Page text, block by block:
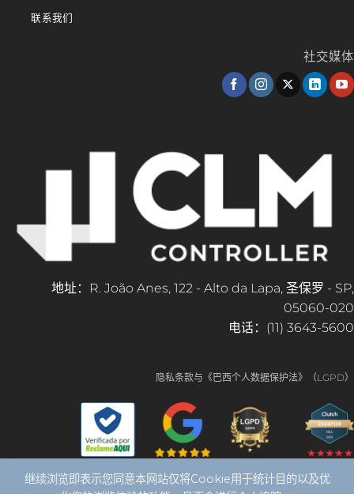
联系我们
社交媒体
地址：R. João Anes, 122 - Alto da Lapa, 圣保罗 - SP,
05060-020
电话：(11) 3643-5600
隐私条款与《巴西个人数据保护法》（LGPD）
继续浏览即表示您同意本网站仅将Cookie用于统计目的以及优